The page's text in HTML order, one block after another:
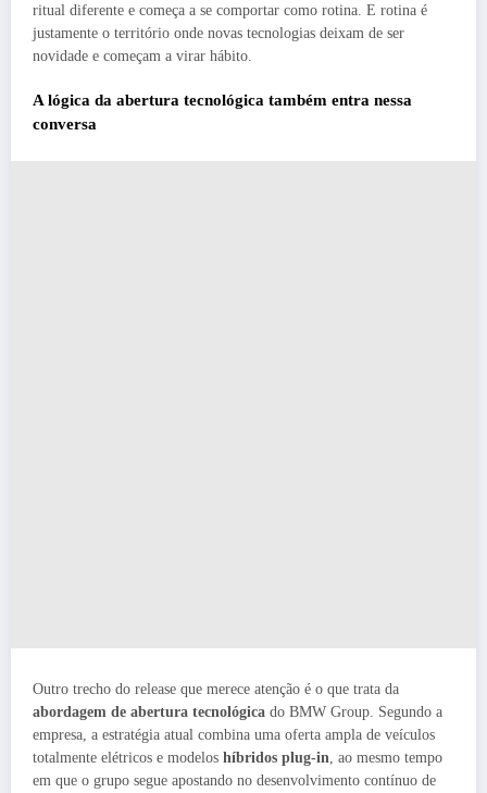
ritual diferente e começa a se comportar como rotina. E rotina é
justamente o território onde novas tecnologias deixam de ser
novidade e começam a virar hábito.
A lógica da abertura tecnológica também entra nessa
conversa
Outro trecho do release que merece atenção é o que trata da
abordagem de abertura tecnológica do BMW Group. Segundo a
empresa, a estratégia atual combina uma oferta ampla de veículos
totalmente elétricos e modelos híbridos plug-in , ao mesmo tempo
em que o grupo segue apostando no desenvolvimento contínuo de